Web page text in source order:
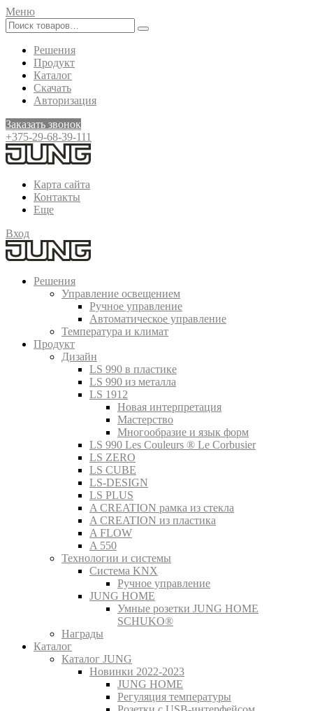
Меню
Решения
Продукт
Каталог
Скачать
Авторизация
Заказать звонок
+375-29-68-39-111
Карта сайта
Контакты
Еще
Вход
Решения
Управление освещением
Ручное управление
Автоматическое управление
Температура и климат
Продукт
Дизайн
LS 990 в пластике
LS 990 из металла
LS 1912
Новая интерпретация
Мастерство
Многообразие и язык форм
LS 990 Les Couleurs ® Le Corbusier
LS ZERO
LS CUBE
LS-DESIGN
LS PLUS
A CREATION рамка из стекла
A CREATION из пластика
A FLOW
A 550
Технологии и системы
Система KNX
Ручное управление
JUNG HOME
Умные розетки JUNG HOME
SCHUKO®
Награды
Каталог
Каталог JUNG
Новинки 2022-2023
JUNG HOME
Регуляция температуры